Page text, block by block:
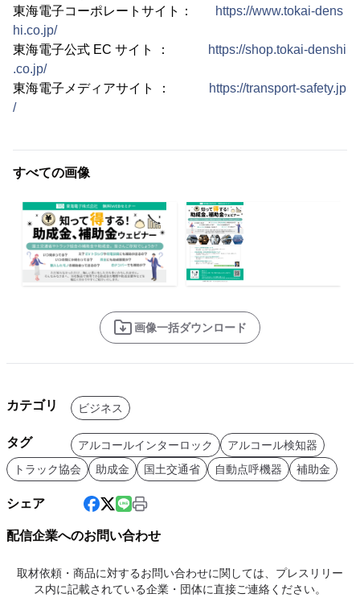
東海電子コーポレートサイト：
https://www.tokai-dens
hi.co.jp/
東海電子公式 EC サイト ：
https://shop.tokai-denshi
.co.jp/
東海電子メディアサイト ：
https://transport-safety.jp
/
すべての画像
画像一括ダウンロード
カテゴリ ビジネス
タグ アルコールインターロック
アルコール検知器
トラック協会
助成金 国土交通省 自動点呼機器 補助金
シェア
配信企業へのお問い合わせ
取材依頼・商品に対するお問い合わせに関しては、プレスリリー
ス内に記載されている企業・団体に直接ご連絡ください。